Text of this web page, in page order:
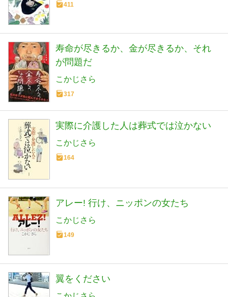
411
寿命が尽きるか、金が尽きるか、それ
が問題だ
こかじさら
317
実際に介護した人は葬式では泣かない
こかじさら
164
アレー! 行け、ニッポンの女たち
こかじさら
149
翼をください